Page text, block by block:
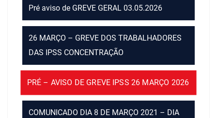
Pré aviso de GREVE GERAL 03.05.2026
26 MARÇO – GREVE DOS TRABALHADORES
DAS IPSS CONCENTRAÇÃO
PRÉ – AVISO DE GREVE IPSS 26 MARÇO 2026
COMUNICADO DIA 8 DE MARÇO 2021 – DIA